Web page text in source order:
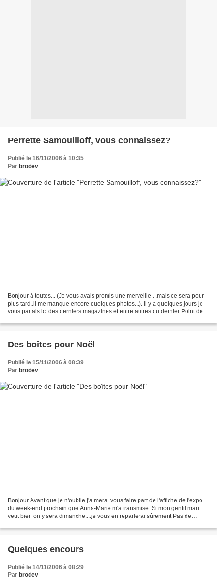
Perrette Samouilloff, vous connaissez?
Publié le 16/11/2006 à 10:35
Par brodev
Bonjour à toutes... (Je vous avais promis une merveille ...mais ce sera pour
plus tard..il me manque encore quelques photos...). Il y a quelques jours je
vous parlais ici des derniers magazines et entre autres du dernier Point de
Des boîtes pour Noël
Publié le 15/11/2006 à 08:39
Par brodev
Bonjour Avant que je n'oublie j'aimerai vous faire part de l'affiche de l'expo
du week-end prochain que Anna-Marie m'a transmise..Si mon gentil mari
veut bien on y sera dimanche....je vous en reparlerai sûrement Pas de
Quelques encours
Publié le 14/11/2006 à 08:29
Par brodev